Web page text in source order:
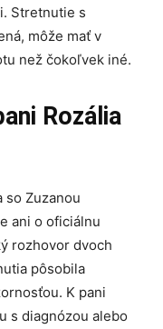
Stretnutie s
môže mať v
než čokoľvek iné.
Rozália
so Zuzanou
ani o oficiálnu
rozhovor dvoch
pôsobila
K pani
s diagnózou alebo